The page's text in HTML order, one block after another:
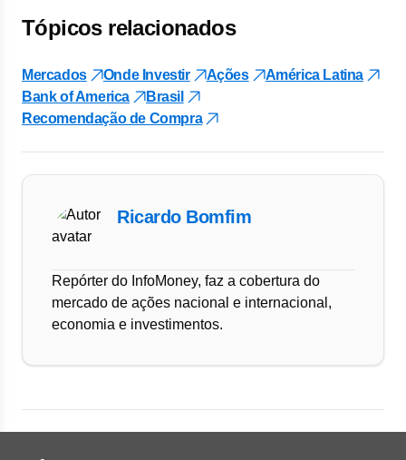
Tópicos relacionados
Mercados Onde Investir Ações
América Latina
Bank of America
Brasil
Recomendação de Compra
Ricardo Bomfim
Repórter do InfoMoney, faz a cobertura do
mercado de ações nacional e internacional,
economia e investimentos.